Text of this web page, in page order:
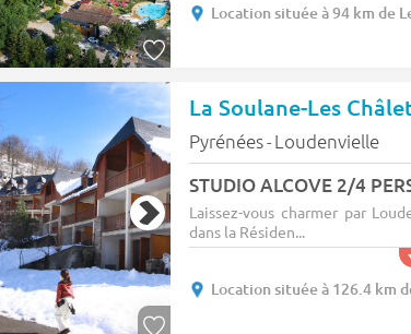
Location située à 94 km de
La Soulane-Les
Pyrénées- Loudenvielle
STUDIO ALCOVE 2/4
Laissez-vous charmer par
dans la Résiden...
Location située à 126.4 km